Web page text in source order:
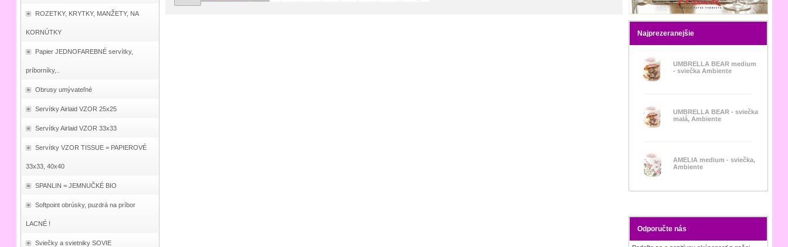
ROZETKY, KRYTKY, MANŽETY, NA
KORNÚTKY
Papier JEDNOFAREBNÉ servítky,
príborníky,..
Obrusy umývateľné
Servítky Airlaid VZOR 25x25
Servítky Airlaid VZOR 33x33
Servítky VZOR TISSUE = PAPIEROVÉ
33x33, 40x40
SPANLIN = JEMNUČKÉ BIO
Softpoint obrúsky, puzdrá na príbor
LACNÉ !
Sviečky a svietniky SOVIE
Najprezeranejšie
UMBRELLA BEAR medium
- sviečka Ambiente
UMBRELLA BEAR - sviečka
malá, Ambiente
AMELIA medium - sviečka,
Ambiente
Odporučte nás